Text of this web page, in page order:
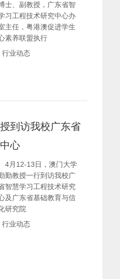
士、副教授，广东省智
习工程技术研究中心办
主任，粤港澳促进学生
素养联盟执行
行业动态
到访我校广东省
心
4月12-13日，澳门大学
勤教授一行到访我校广
智慧学习工程技术研究
及广东省基础教育与信
研究院
行业动态